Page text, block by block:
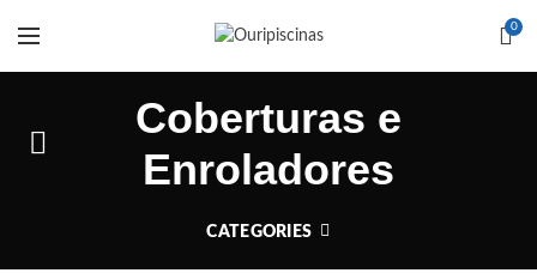
0
Coberturas e
Enroladores
CATEGORIES